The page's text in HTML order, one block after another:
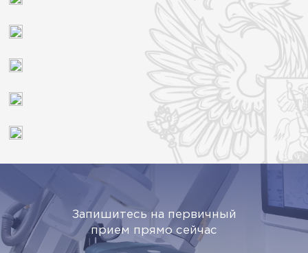
Запишитесь на первичный
прием прямо сейчас